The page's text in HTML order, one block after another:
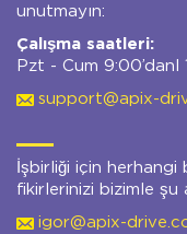
unutmayın:
Çalışma saatleri:
Pzt - Cum 9:00’danl
support@apix-
İşbirliği için herhangi
fikirlerinizi bizimle şu
igor@apix-